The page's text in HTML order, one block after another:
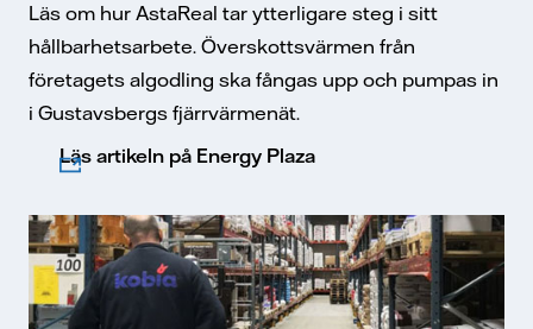
Läs om hur AstaReal tar ytterligare steg i sitt
hållbarhetsarbete. Överskottsvärmen från
företagets algodling ska fångas upp och pumpas in
i Gustavsbergs fjärrvärmenät.
Läs artikeln på Energy Plaza